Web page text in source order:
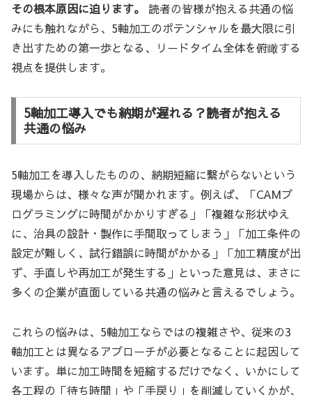
その根本原因に迫ります。
読者の皆様が抱える共通の悩
みにも触れながら、5軸加工のポテンシャルを最大限に引
き出すための第一歩となる、リードタイム全体を俯瞰する
視点を提供します。
5軸加工導入でも納期が遅れる？読者が抱える
共通の悩み
5軸加工を導入したものの、納期短縮に繋がらないという
現場からは、様々な声が聞かれます。例えば、「CAMプ
ログラミングに時間がかかりすぎる」「複雑な形状ゆえ
に、治具の設計・製作に手間取ってしまう」「加工条件の
設定が難しく、試行錯誤に時間がかかる」「加工精度が出
ず、手直しや再加工が発生する」といった意見は、まさに
多くの企業が直面している共通の悩みと言えるでしょう。
これらの悩みは、5軸加工ならではの複雑さや、従来の3
軸加工とは異なるアプローチが必要となることに起因して
います。単に加工時間を短縮するだけでなく、いかにして
各工程の「待ち時間」や「手戻り」を削減していくかが、